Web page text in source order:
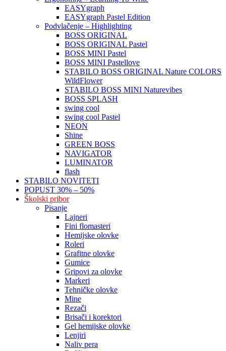
EASYgraph
EASYgraph Pastel Edition
Podvlačenje – Highlighting
BOSS ORIGINAL
BOSS ORIGINAL Pastel
BOSS MINI Pastel
BOSS MINI Pastellove
STABILO BOSS ORIGINAL Nature COLORS
WildFlower
STABILO BOSS MINI Naturevibes
BOSS SPLASH
swing cool
swing cool Pastel
NEON
Shine
GREEN BOSS
NAVIGATOR
LUMINATOR
flash
STABILO NOVITETI
POPUST 30% – 50%
Školski pribor
Pisanje
Lajneri
Fini flomasteri
Hemijske olovke
Roleri
Grafitne olovke
Gumice
Gripovi za olovke
Markeri
Tehničke olovke
Mine
Rezači
Brisači i korektori
Gel hemijske olovke
Lenjiri
Naliv pera